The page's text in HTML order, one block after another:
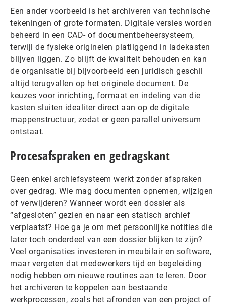
Een ander voorbeeld is het archiveren van technische
tekeningen of grote formaten. Digitale versies worden
beheerd in een CAD- of documentbeheersysteem,
terwijl de fysieke originelen platliggend in ladekasten
blijven liggen. Zo blijft de kwaliteit behouden en kan
de organisatie bij bijvoorbeeld een juridisch geschil
altijd terugvallen op het originele document. De
keuzes voor inrichting, formaat en indeling van die
kasten sluiten idealiter direct aan op de digitale
mappenstructuur, zodat er geen parallel universum
ontstaat.
Procesafspraken en gedragskant
Geen enkel archiefsysteem werkt zonder afspraken
over gedrag. Wie mag documenten opnemen, wijzigen
of verwijderen? Wanneer wordt een dossier als
“afgesloten” gezien en naar een statisch archief
verplaatst? Hoe ga je om met persoonlijke notities die
later toch onderdeel van een dossier blijken te zijn?
Veel organisaties investeren in meubilair en software,
maar vergeten dat medewerkers tijd en begeleiding
nodig hebben om nieuwe routines aan te leren. Door
het archiveren te koppelen aan bestaande
werkprocessen, zoals het afronden van een project of